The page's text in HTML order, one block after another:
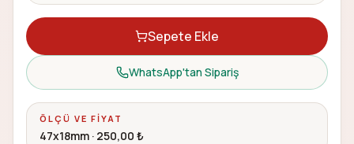
Sepete Ekle
WhatsApp'tan Sipariş
ÖLÇÜ VE FIYAT
47x18mm · 250,00 ₺